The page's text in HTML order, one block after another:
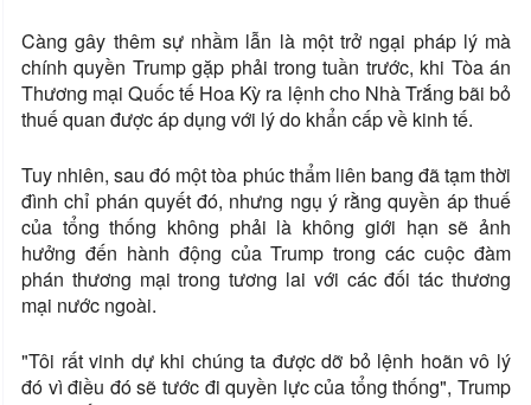
Càng gây thêm sự nhầm lẫn là một trở ngại pháp lý mà
chính quyền Trump gặp phải trong tuần trước, khi Tòa án
Thương mại Quốc tế Hoa Kỳ ra lệnh cho Nhà Trắng bãi bỏ
thuế quan được áp dụng với lý do khẩn cấp về kinh tế.
Tuy nhiên, sau đó một tòa phúc thẩm liên bang đã tạm thời
đình chỉ phán quyết đó, nhưng ngụ ý rằng quyền áp thuế
của tổng thống không phải là không giới hạn sẽ ảnh
hưởng đến hành động của Trump trong các cuộc đàm
phán thương mại trong tương lai với các đối tác thương
mại nước ngoài.
"Tôi rất vinh dự khi chúng ta được dỡ bỏ lệnh hoãn vô lý
đó vì điều đó sẽ tước đi quyền lực của tổng thống", Trump